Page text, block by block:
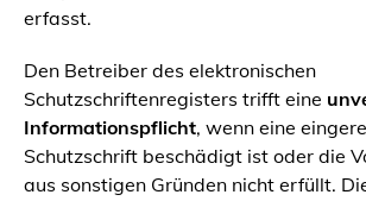
erfasst.
Den Betreiber des elektronischen
Schutzschriftenregisters trifft eine
Informationspflicht, wenn eine
Schutzschrift beschädigt ist oder die
aus sonstigen Gründen nicht erfüllt.